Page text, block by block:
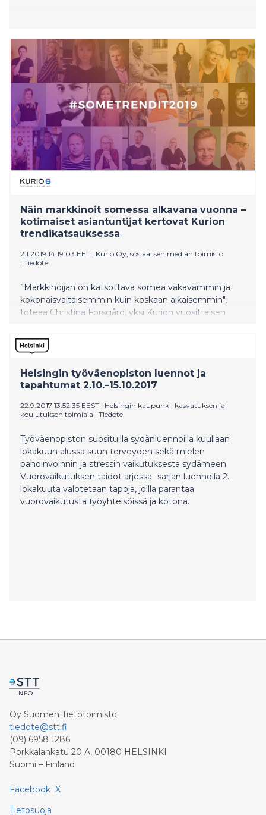
Näin markkinoit somessa alkavana vuonna –
kotimaiset asiantuntijat kertovat Kurion
trendikatsauksessa
2.1.2019 14:19:03 EET | Kurio Oy, sosiaalisen median toimisto
| Tiedote
”Markkinoijan on katsottava somea vakavammin ja
kokonaisvaltaisemmin kuin koskaan aikaisemmin",
toteaa Christina Forsgård, yksi Kurion vuosittaisen
Helsingin työväenopiston luennot ja
tapahtumat 2.10.–15.10.2017
22.9.2017 13:52:35 EEST | Helsingin kaupunki, kasvatuksen ja
koulutuksen toimiala | Tiedote
Työväenopiston suosituilla sydänluennoilla kuullaan
lokakuun alussa suun terveyden sekä mielen
pahoinvoinnin ja stressin vaikutuksesta sydämeen.
Vuorovaikutuksen taidot arjessa -sarjan luennolla 2.
lokakuuta valotetaan tapoja, joilla parantaa
vuorovaikutusta työyhteisöissä ja kotona.
Oy Suomen Tietotoimisto
tiedote@stt.fi
(09) 6958 1286
Porkkalankatu 20 A, 00180 HELSINKI
Suomi – Finland
Facebook X
Tietosuoja